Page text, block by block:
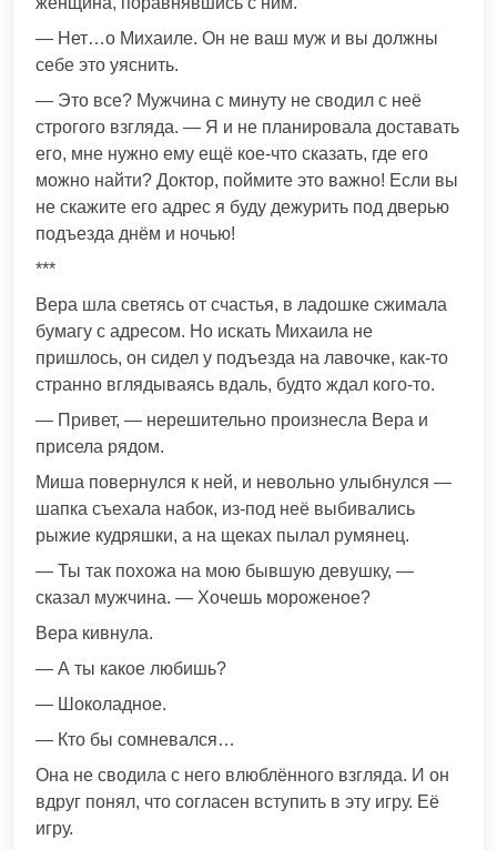
— Нет…о Михаиле. Он не ваш муж и вы должны
себе это уяснить.
— Это все? Мужчина с минуту не сводил с неё
строгого взгляда. — Я и не планировала доставать
его, мне нужно ему ещё кое-что сказать, где его
можно найти? Доктор, поймите это важно! Если вы
не скажите его адрес я буду дежурить под дверью
подъезда днём и ночью!
***
Вера шла светясь от счастья, в ладошке сжимала
бумагу с адресом. Но искать Михаила не
пришлось, он сидел у подъезда на лавочке, как-то
странно вглядываясь вдаль, будто ждал кого-то.
— Привет, — нерешительно произнесла Вера и
присела рядом.
Миша повернулся к ней, и невольно улыбнулся —
шапка съехала набок, из-под неё выбивались
рыжие кудряшки, а на щеках пылал румянец.
— Ты так похожа на мою бывшую девушку, —
сказал мужчина. — Хочешь мороженое?
Вера кивнула.
— А ты какое любишь?
— Шоколадное.
— Кто бы сомневался…
Она не сводила с него влюблённого взгляда. И он
вдруг понял, что согласен вступить в эту игру. Её
игру.